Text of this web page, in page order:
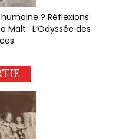
? Réflexions
Malt : L’Odyssée des